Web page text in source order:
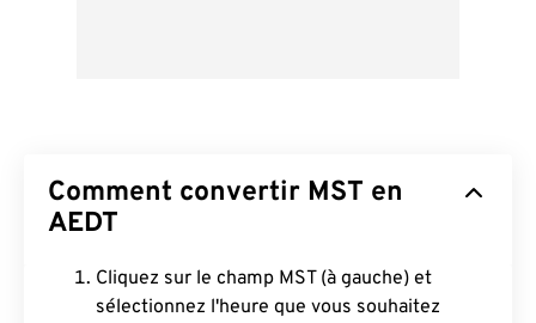
Comment convertir MST en
AEDT
Cliquez sur le champ MST (à gauche) et
sélectionnez l'heure que vous souhaitez